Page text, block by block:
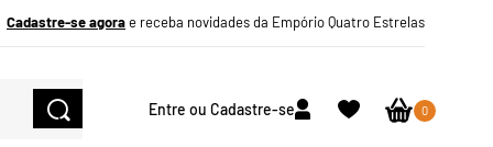
Cadastre-se agorae receba novidades da Empório Quatro Estrelas
Entre ou Cadastre-se 0